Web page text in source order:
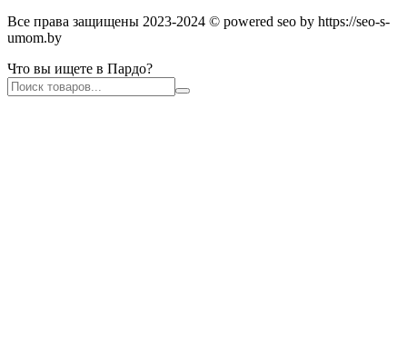
Все права защищены 2023-2024 © powered seo by https://seo-s-
umom.by
Что вы ищете в Пардо?